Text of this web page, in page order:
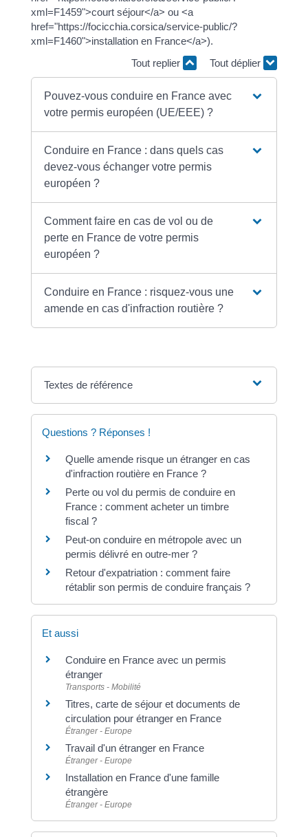
xml=F1459">court séjour</a> ou <a
href="https://focicchia.corsica/service-public/?
xml=F1460">installation en France</a>).
Tout replier
Tout déplier
Pouvez-vous conduire en France avec
votre permis européen (UE/EEE) ?
Conduire en France : dans quels cas
devez-vous échanger votre permis
européen ?
Comment faire en cas de vol ou de
perte en France de votre permis
européen ?
Conduire en France : risquez-vous une
amende en cas d'infraction routière ?
Textes de référence
Questions ? Réponses !
Quelle amende risque un étranger en cas
d'infraction routière en France ?
Perte ou vol du permis de conduire en
France : comment acheter un timbre
fiscal ?
Peut-on conduire en métropole avec un
permis délivré en outre-mer ?
Retour d'expatriation : comment faire
rétablir son permis de conduire français ?
Et aussi
Conduire en France avec un permis
étranger
Transports - Mobilité
Titres, carte de séjour et documents de
circulation pour étranger en France
Étranger - Europe
Travail d'un étranger en France
Étranger - Europe
Installation en France d'une famille
étrangère
Étranger - Europe